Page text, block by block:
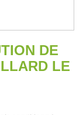
DE
LE